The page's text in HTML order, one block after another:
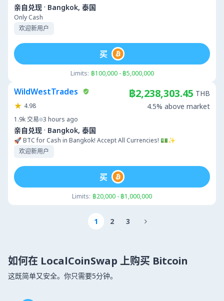
亲自兑现 · Bangkok, 泰国
Only Cash
欢迎新用户
Limits: ฿100,000 - ฿5,000,000
买
WildWestTrades
4.98
1.9k交易 3 hours ago
亲自兑现 · Bangkok, 泰国
🚀 BTC for Cash in Bangkok! Accept All Currencies! 💵✨
欢迎新用户
฿2,238,303.45 THB
4.5% above market
Limits: ฿20,000 - ฿1,000,000
买
1 2 3 
如何在 LocalCoinSwap 上购买 Bitcoin
这既简单又安全。你只需要5分钟。